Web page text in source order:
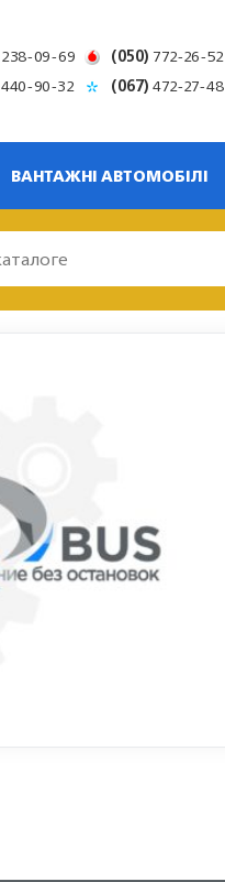
238-09-69 (050) 772-26-52
440-90-32 (067)472-27-48
ВАНТАЖНІ АВТОМОБІЛІ